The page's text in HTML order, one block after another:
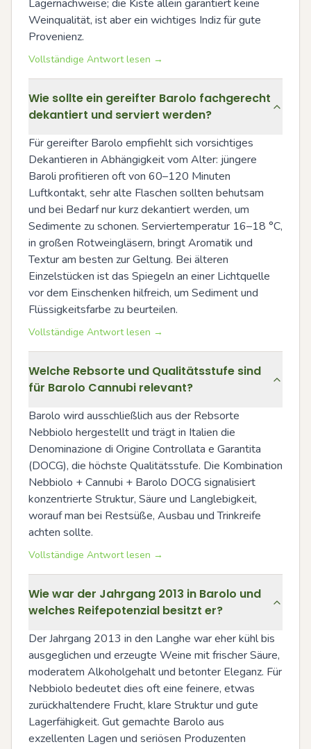
Lagernachweise; die Kiste allein garantiert keine
Weinqualität, ist aber ein wichtiges Indiz für gute
Provenienz.
Vollständige Antwort lesen →
Wie sollte ein gereifter Barolo fachgerecht
dekantiert und serviert werden?
Für gereifter Barolo empfiehlt sich vorsichtiges
Dekantieren in Abhängigkeit vom Alter: jüngere
Baroli profitieren oft von 60–120 Minuten
Luftkontakt, sehr alte Flaschen sollten behutsam
und bei Bedarf nur kurz dekantiert werden, um
Sedimente zu schonen. Serviertemperatur 16–18 °C,
in großen Rotweingläsern, bringt Aromatik und
Textur am besten zur Geltung. Bei älteren
Einzelstücken ist das Spiegeln an einer Lichtquelle
vor dem Einschenken hilfreich, um Sediment und
Flüssigkeitsfarbe zu beurteilen.
Vollständige Antwort lesen →
Welche Rebsorte und Qualitätsstufe sind
für Barolo Cannubi relevant?
Barolo wird ausschließlich aus der Rebsorte
Nebbiolo hergestellt und trägt in Italien die
Denominazione di Origine Controllata e Garantita
(DOCG), die höchste Qualitätsstufe. Die Kombination
Nebbiolo + Cannubi + Barolo DOCG signalisiert
konzentrierte Struktur, Säure und Langlebigkeit,
worauf man bei Restsüße, Ausbau und Trinkreife
achten sollte.
Vollständige Antwort lesen →
Wie war der Jahrgang 2013 in Barolo und
welches Reifepotenzial besitzt er?
Der Jahrgang 2013 in den Langhe war eher kühl bis
ausgeglichen und erzeugte Weine mit frischer Säure,
moderatem Alkoholgehalt und betonter Eleganz. Für
Nebbiolo bedeutet dies oft eine feinere, etwas
zurückhaltendere Frucht, klare Struktur und gute
Lagerfähigkeit. Gut gemachte Barolo aus
exzellenten Lagen und seriösen Produzenten